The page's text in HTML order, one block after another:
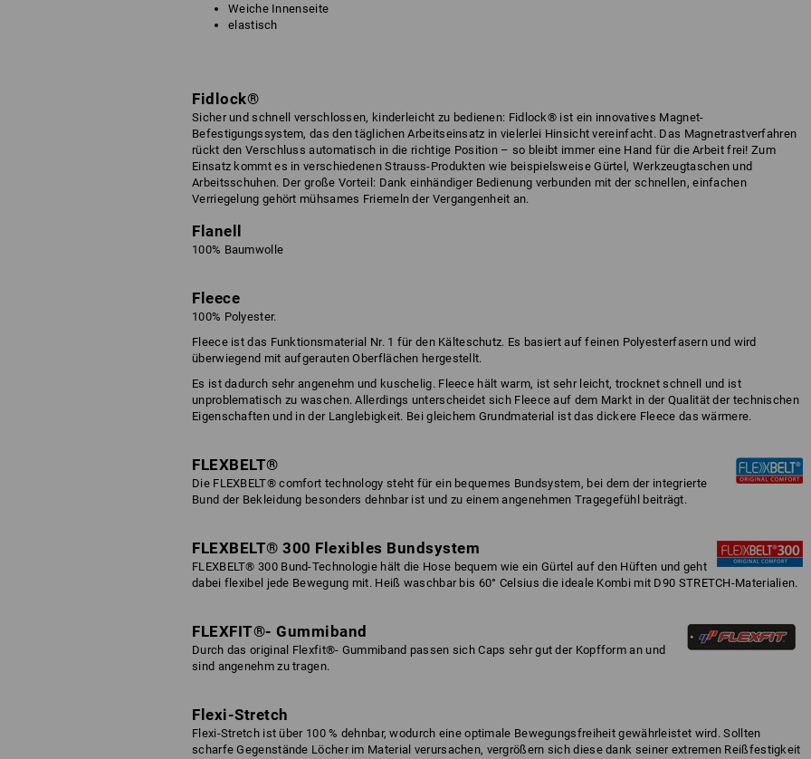
Weiche Innenseite
elastisch
Fidlock®
Sicher und schnell verschlossen, kinderleicht zu bedienen: Fidlock® ist ein innovatives Magnet-
Befestigungssystem, das den täglichen Arbeitseinsatz in vielerlei Hinsicht vereinfacht. Das Magnetrastverfahren
rückt den Verschluss automatisch in die richtige Position – so bleibt immer eine Hand für die Arbeit frei! Zum
Einsatz kommt es in verschiedenen Strauss-Produkten wie beispielsweise Gürtel, Werkzeugtaschen und
Arbeitsschuhen. Der große Vorteil: Dank einhändiger Bedienung verbunden mit der schnellen, einfachen
Verriegelung gehört mühsames Friemeln der Vergangenheit an.
Flanell
100% Baumwolle
Fleece
100% Polyester.
Fleece ist das Funktionsmaterial Nr. 1 für den Kälteschutz. Es basiert auf feinen Polyesterfasern und wird
überwiegend mit aufgerauten Oberflächen hergestellt.
Es ist dadurch sehr angenehm und kuschelig. Fleece hält warm, ist sehr leicht, trocknet schnell und ist
unproblematisch zu waschen. Allerdings unterscheidet sich Fleece auf dem Markt in der Qualität der technischen
Eigenschaften und in der Langlebigkeit. Bei gleichem Grundmaterial ist das dickere Fleece das wärmere.
FLEXBELT®
Die FLEXBELT® comfort technology steht für ein bequemes Bundsystem, bei dem der integrierte
Bund der Bekleidung besonders dehnbar ist und zu einem angenehmen Tragegefühl beiträgt.
FLEXBELT® 300 Flexibles Bundsystem
FLEXBELT® 300 Bund-Technologie hält die Hose bequem wie ein Gürtel auf den Hüften und geht
dabei flexibel jede Bewegung mit. Heiß waschbar bis 60° Celsius die ideale Kombi mit D90 STRETCH-Materialien.
FLEXFIT®- Gummiband
Durch das original Flexfit®- Gummiband passen sich Caps sehr gut der Kopfform an und
sind angenehm zu tragen.
Flexi-Stretch
Flexi-Stretch ist über 100 % dehnbar, wodurch eine optimale Bewegungsfreiheit gewährleistet wird. Sollten
scharfe Gegenstände Löcher im Material verursachen, vergrößern sich diese dank seiner extremen Reißfestigkeit